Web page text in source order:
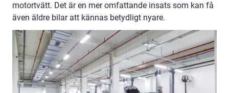
motortvätt. Det är en mer omfattande insats som kan få
även äldre bilar att kännas betydligt nyare.